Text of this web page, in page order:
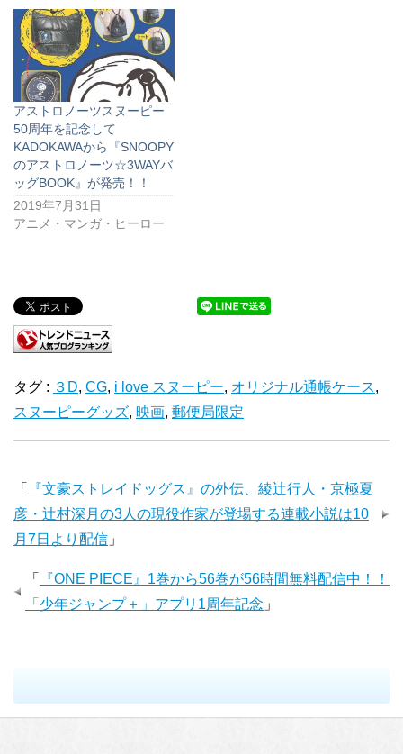
アストロノーツスヌーピー
50周年を記念して
KADOKAWAから『SNOOPY
のアストロノーツ☆3WAYバ
ッグBOOK』が発売！！
2019年7月31日
アニメ・マンガ・ヒーロー
タグ : ３D, CG, i love スヌーピー, オリジナル通帳ケース,
スヌーピーグッズ, 映画, 郵便局限定
「
『文豪ストレイドッグス』の外伝、綾辻行人・京極夏
彦・辻村深月の3人の現役作家が登場する連載小説は10
月7日より配信 」
「
『ONE PIECE』1巻から56巻が56時間無料配信中！！
「少年ジャンプ＋」アプリ1周年記念 」